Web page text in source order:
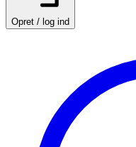
Opret / log ind